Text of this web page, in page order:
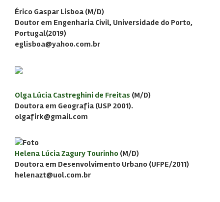
Érico Gaspar Lisboa(M/D)
Doutor em Engenharia Civil, Universidade do Porto,
Portugal(2019)
eglisboa@yahoo.com.br
Olga Lúcia Castreghini de Freitas (M/D)
Doutora em Geografia (USP 2001).
olgafirk@gmail.com
Helena Lúcia Zagury Tourinho (M/D)
Doutora em Desenvolvimento Urbano (UFPE/2011)
helenazt@uol.com.br